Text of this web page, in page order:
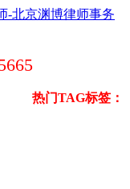
热门TAG标签：